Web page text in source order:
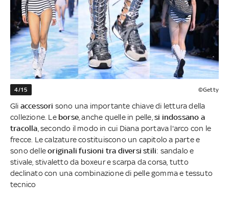
4/15 ©Getty
Gli accessori sono una importante chiave di lettura della
collezione. Leborse , anche quelle in pelle,si indossano a
tracolla , secondo il modo in cui Diana portava l'arco con le
frecce. Le calzature costituiscono un capitolo a parte e
sono delleoriginali fusioni tra diversi stili: sandalo e
stivale, stivaletto da boxeur e scarpa da corsa, tutto
declinato con una combinazione di pelle gomma e tessuto
tecnico